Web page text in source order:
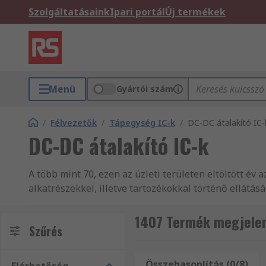
SzolgáltatásainkIpari portálÚj termékek
Menü Gyártói szám
/ Félvezetők / Tápegység IC-k / DC-DC átalakító
DC-DC átalakító IC-k
A több mint 70, ezen az üzleti területen eltöltött év
alkatrészekkel, illetve tartozékokkal történő
vevőszolgálatunkban, legyen AC-DC vezérlő, vagy
raktáron levő DC-DC átalakító árucikkeket
támogatást nyújtanak azzal, hogy információkat
Szűrés 1407 Termék